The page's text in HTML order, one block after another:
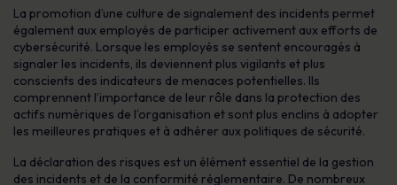
La promotion d’une culture de signalement des incidents permet
également aux employés de participer activement aux efforts de
cybersécurité. Lorsque les employés se sentent encouragés à
signaler les incidents, ils deviennent plus vigilants et plus
conscients des indicateurs de menaces potentielles. Ils
comprennent l’importance de leur rôle dans la protection des
actifs numériques de l’organisation et sont plus enclins à adopter
les meilleures pratiques et à adhérer aux politiques de sécurité.
La déclaration des risques est un élément essentiel de la gestion
des incidents et de la conformité réglementaire. De nombreux